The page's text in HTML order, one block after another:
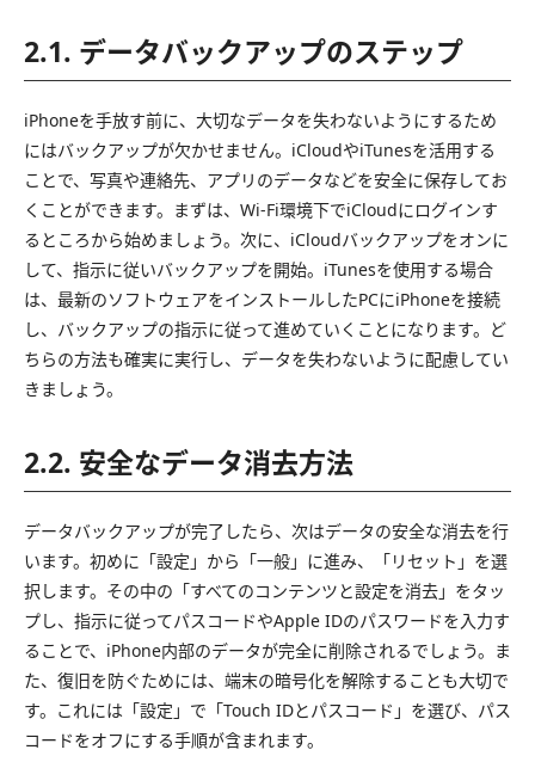
2.1. データバックアップのステップ
iPhoneを手放す前に、大切なデータを失わないようにするため
にはバックアップが欠かせません。iCloudやiTunesを活用する
ことで、写真や連絡先、アプリのデータなどを安全に保存してお
くことができます。まずは、Wi-Fi環境下でiCloudにログインす
るところから始めましょう。次に、iCloudバックアップをオンに
して、指示に従いバックアップを開始。iTunesを使用する場合
は、最新のソフトウェアをインストールしたPCにiPhoneを接続
し、バックアップの指示に従って進めていくことになります。ど
ちらの方法も確実に実行し、データを失わないように配慮してい
きましょう。
2.2. 安全なデータ消去方法
データバックアップが完了したら、次はデータの安全な消去を行
います。初めに「設定」から「一般」に進み、「リセット」を選
択します。その中の「すべてのコンテンツと設定を消去」をタッ
プし、指示に従ってパスコードやApple IDのパスワードを入力す
ることで、iPhone内部のデータが完全に削除されるでしょう。ま
た、復旧を防ぐためには、端末の暗号化を解除することも大切で
す。これには「設定」で「Touch IDとパスコード」を選び、パス
コードをオフにする手順が含まれます。